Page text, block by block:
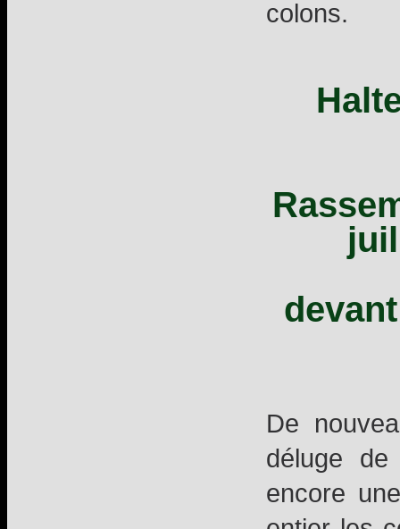
colons.
De
déluge
encore